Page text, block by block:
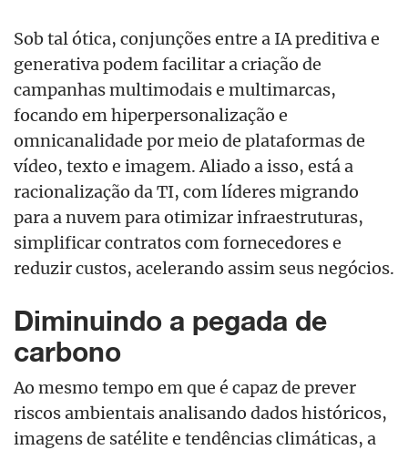
Sob tal ótica, conjunções entre a IA preditiva e
generativa podem facilitar a criação de
campanhas multimodais e multimarcas,
focando em hiperpersonalização e
omnicanalidade por meio de plataformas de
vídeo, texto e imagem. Aliado a isso, está a
racionalização da TI, com líderes migrando
para a nuvem para otimizar infraestruturas,
simplificar contratos com fornecedores e
reduzir custos, acelerando assim seus negócios.
Diminuindo a pegada de
carbono
Ao mesmo tempo em que é capaz de prever
riscos ambientais analisando dados históricos,
imagens de satélite e tendências climáticas, a